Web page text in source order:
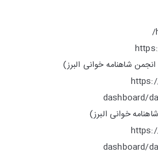
شاهنامه خوانی البرز)
dashboard/
خوانی البرز)
dashboard/